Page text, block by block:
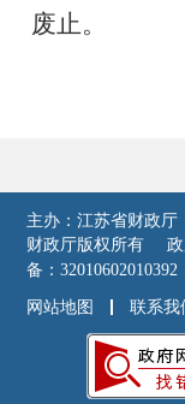
废止。
主办：江苏省财政厅
财政厅版权所有
备：32010602010392
网站地图 联系我